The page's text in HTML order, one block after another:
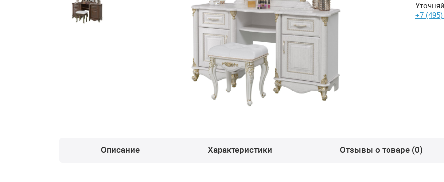
+7
Описание Характеристики Отзывы о товаре (0)